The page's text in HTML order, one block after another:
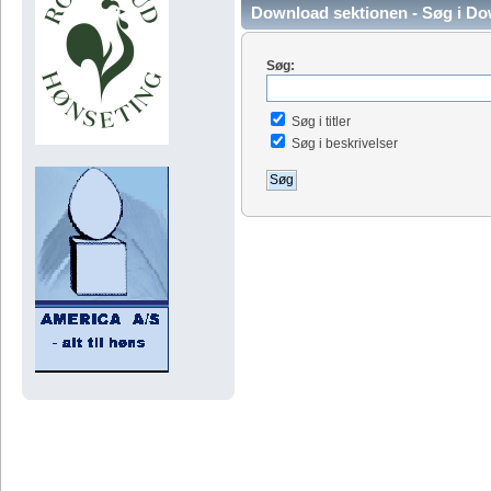
Download sektionen - Søg i
Søg:
Søg i titler
Søg i beskrivelser